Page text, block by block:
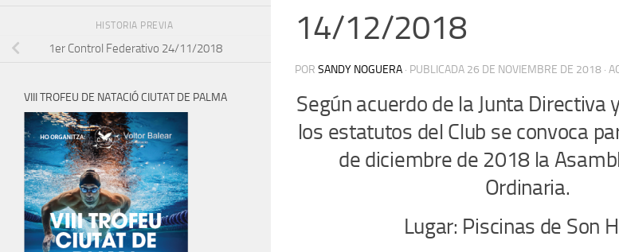
14/12/2018
POR SANDY NOGUERA · PUBLICADA 26 DE NOVIEMBRE DE 2018 ·
Según acuerdo de la Junta Directiva
los estatutos del Club se convoca
de diciembre de 2018 la
Ordinaria.
Lugar: Piscinas de Son
HISTORIA PREVIA
1er Control Federativo 24/11/2018
VIII TROFEU DE NATACIÓ CIUTAT DE PALMA